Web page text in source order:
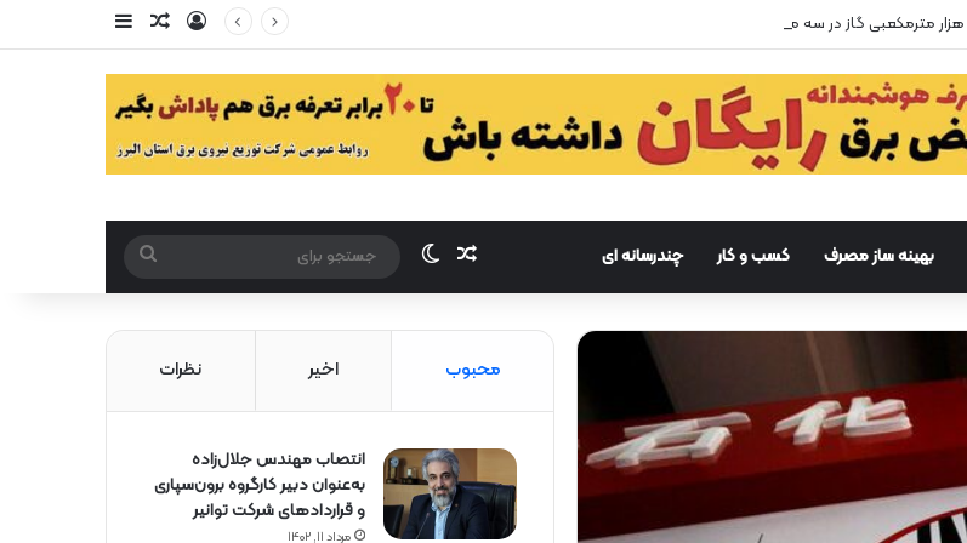
ورود مقاله تصادفی
بهینه ساز مصرف کسب و کار چندرسانه ای مقاله تصادفی
تغییر پوست
برای
محبوب اخیر نظرات
انتصاب مهندس جلال‌زاده
به‌عنوان دبیر كارگروه برون‌سپاری
و قراردادهای شركت توانیر
مرداد ۱۱, ۱۴۰۲